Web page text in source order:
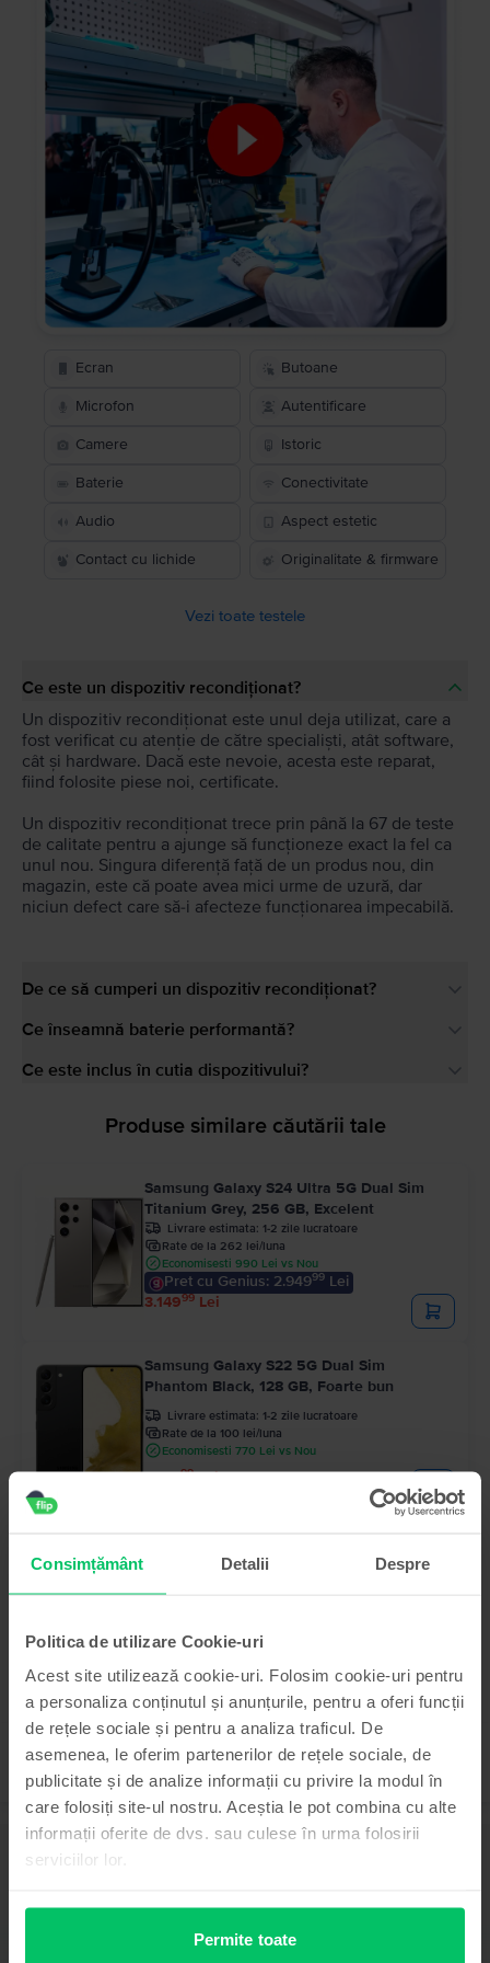
Consimțământ Detalii Despre
Politica de utilizare Cookie-uri
Acest site utilizează cookie-uri. Folosim cookie-uri pentru
a personaliza conținutul și anunțurile, pentru a oferi funcții
de rețele sociale și pentru a analiza traficul. De
asemenea, le oferim partenerilor de rețele sociale, de
publicitate și de analize informații cu privire la modul în
care folosiți site-ul nostru. Aceștia le pot combina cu alte
informații oferite de dvs. sau culese în urma folosirii
serviciilor lor.
Permite toate
Ecran Butoane
Microfon Autentificare
Camere Istoric
Baterie Conectivitate
Audio Aspect estetic
Contact cu lichide Originalitate & firmware
Vezi toate testele
Ce este un dispozitiv recondiționat?
Un dispozitiv recondiționat este unul deja utilizat, care a
fost verificat cu atenție de către specialiști, atât software,
cât și hardware. Dacă este nevoie, acesta este reparat,
fiind folosite piese noi, certificate.
Un dispozitiv recondiționat trece prin până la 67 de teste
de calitate pentru a ajunge să funcționeze exact la fel ca
unul nou. Singura diferență față de un produs nou, din
magazin, este că poate avea mici urme de uzură, dar
niciun defect care să-i afecteze funcționarea impecabilă.
De ce să cumperi un dispozitiv recondiționat?
Ce înseamnă baterie performantă?
Ce este inclus în cutia dispozitivului?
Produse similare căutării tale
Samsung Galaxy S24 Ultra 5G Dual Sim
Titanium Grey, 256 GB, Excelent
Livrare estimata: 1-2 zile lucratoare
Rate de la 262 lei/luna
Economisesti 990 Lei vs Nou
Pret cu Genius: 2.94999 Lei
3.14999 Lei
Samsung Galaxy S22 5G Dual Sim
Phantom Black, 128 GB, Foarte bun
Livrare estimata: 1-2 zile lucratoare
Rate de la 100 lei/luna
Economisesti 770 Lei vs Nou
1.19999Lei
Titanium Silver Blue, 256 GB, Ca nou
3.99999Lei
Descriere
Cauti un telefon ieftin si bun? Specificatiile unui Samsung Galaxy A52 s-ar
tentant, mai ales daca il comanzi de pe Flip.ro. Ce trebuie sa stii despre